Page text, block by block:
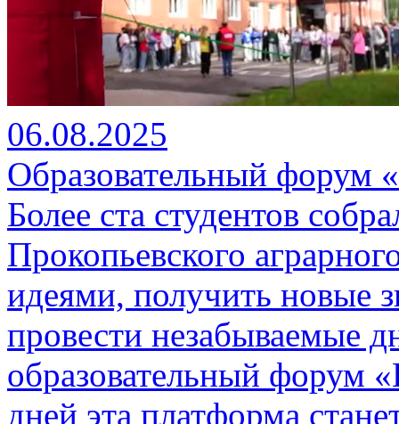
06.08.2025
Образовательный форум
Более ста студентов
Прокопьевского
идеями, получить новые
провести незабываемые
образовательный форум
дней эта платформа